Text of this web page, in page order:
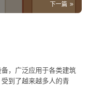
下一篇
，广泛应用于各类建筑
到了越来越多人的青